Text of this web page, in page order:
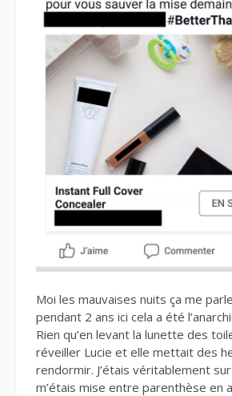
Moi les mauvaises nuits ça me
pendant 2 ans ici cela a été
Rien qu’en levant la lunette des
réveiller Lucie et elle mettait des
rendormir. J’étais véritablement
m’étais mise entre parenthèse en